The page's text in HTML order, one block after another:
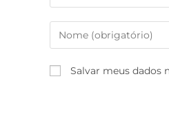
Salvar meus dados